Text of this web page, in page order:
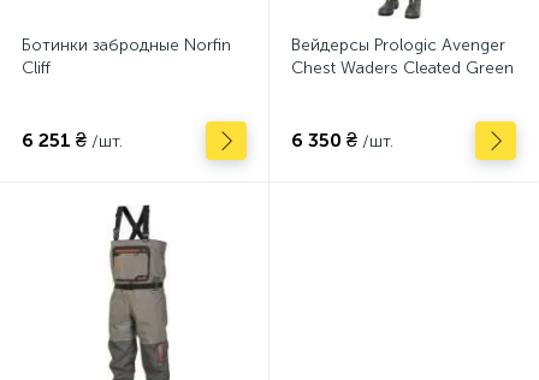
Ботинки забродные Norfin
Cliff
6 251 ₴ /шт.
Вейдерсы Prologic Avenger
Chest Waders Cleated Green
6 350 ₴ /шт.